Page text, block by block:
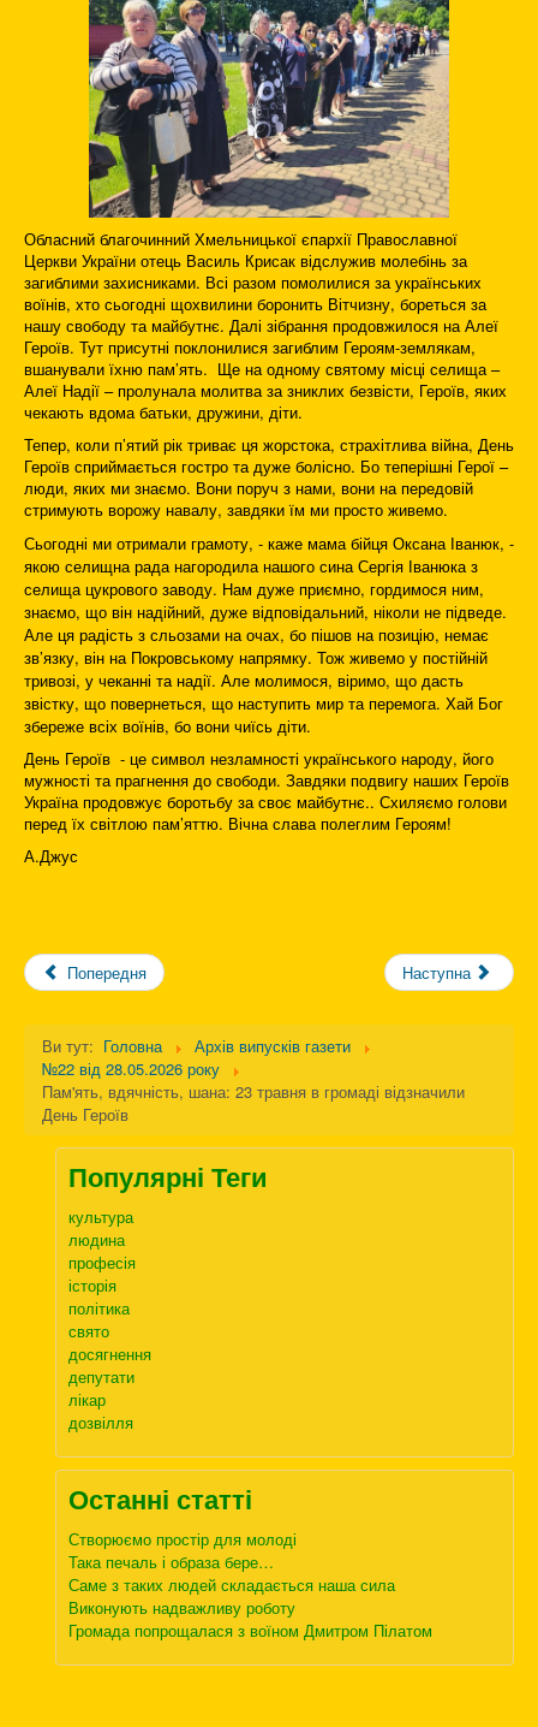
Обласний благочинний Хмельницької єпархії Православної
Церкви України отець Василь Крисак відслужив молебінь за
загиблими захисниками. Всі разом помолилися за українських
воїнів, хто сьогодні щохвилини боронить Вітчизну, бореться за
нашу свободу та майбутнє. Далі зібрання продовжилося на Алеї
Героїв. Тут присутні поклонилися загиблим Героям-землякам,
вшанували їхню пам’ять. Ще на одному святому місці селища –
Алеї Надії – пролунала молитва за зниклих безвісти, Героїв, яких
чекають вдома батьки, дружини, діти.
Тепер, коли п’ятий рік триває ця жорстока, страхітлива війна, День
Героїв сприймається гостро та дуже болісно. Бо теперішні Герої –
люди, яких ми знаємо. Вони поруч з нами, вони на передовій
стримують ворожу навалу, завдяки їм ми просто живемо.
Сьогодні ми отримали грамоту, - каже мама бійця Оксана Іванюк, -
якою селищна рада нагородила нашого сина Сергія Іванюка з
селища цукрового заводу. Нам дуже приємно, гордимося ним,
знаємо, що він надійний, дуже відповідальний, ніколи не підведе.
Але ця радість з сльозами на очах, бо пішов на позицію, немає
зв’язку, він на Покровському напрямку. Тож живемо у постійній
тривозі, у чеканні та надії. Але молимося, віримо, що дасть
звістку, що повернеться, що наступить мир та перемога. Хай Бог
збереже всіх воїнів, бо вони чиїсь діти.
День Героїв - це символ незламності українського народу, його
мужності та прагнення до свободи. Завдяки подвигу наших Героїв
Україна продовжує боротьбу за своє майбутнє.. Схиляємо голови
перед їх світлою пам’яттю. Вічна слава полеглим Героям!
А.Джус
Попередня Наступна
Ви тут: Головна
Архів випусків газети
№22 від 28.05.2026 року
Пам'ять, вдячність, шана: 23 травня в громаді відзначили
День Героїв
Популярні Теги
культура
людина
професія
історія
політика
свято
досягнення
депутати
лікар
дозвілля
Останні статті
Створюємо простір для молоді
Така печаль і образа бере…
Саме з таких людей складається наша сила
Виконують надважливу роботу
Громада попрощалася з воїном Дмитром Пілатом